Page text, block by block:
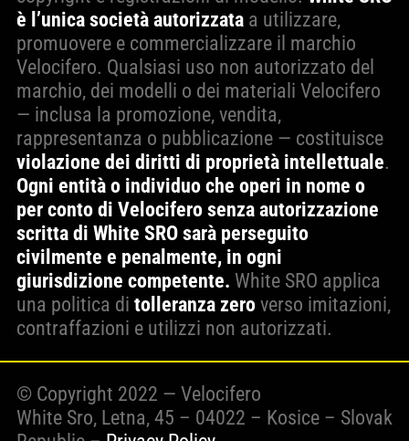
è l’unica società autorizzataa utilizzare,
promuovere e commercializzare il marchio
Velocifero. Qualsiasi uso non autorizzato del
marchio, dei modelli o dei materiali Velocifero
— inclusa la promozione, vendita,
rappresentanza o pubblicazione — costituisce
violazione dei diritti di proprietà intellettuale.
Ogni entità o individuo che operi in nome o
per conto di Velocifero senza autorizzazione
scritta di White SRO sarà perseguito
civilmente e penalmente, in ogni
giurisdizione competente. White SRO applica
una politica di tolleranza zero verso imitazioni,
contraffazioni e utilizzi non autorizzati.
© Copyright 2022 — Velocifero
White Sro, Letna, 45 – 04022 – Kosice – Slovak